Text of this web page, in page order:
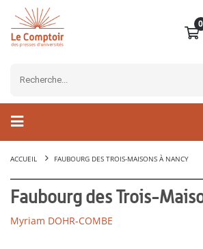
0
ACCUEIL FAUBOURG DES TROIS-MAISONS À NANCY
Faubourg des Trois-
Myriam DOHR-COMBE